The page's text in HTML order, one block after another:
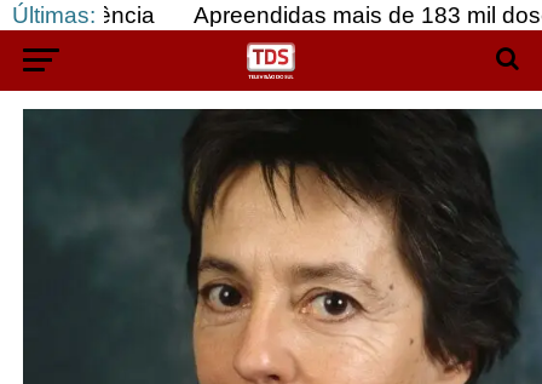
Últimas: Apreendidas mais de 183 mil doses de